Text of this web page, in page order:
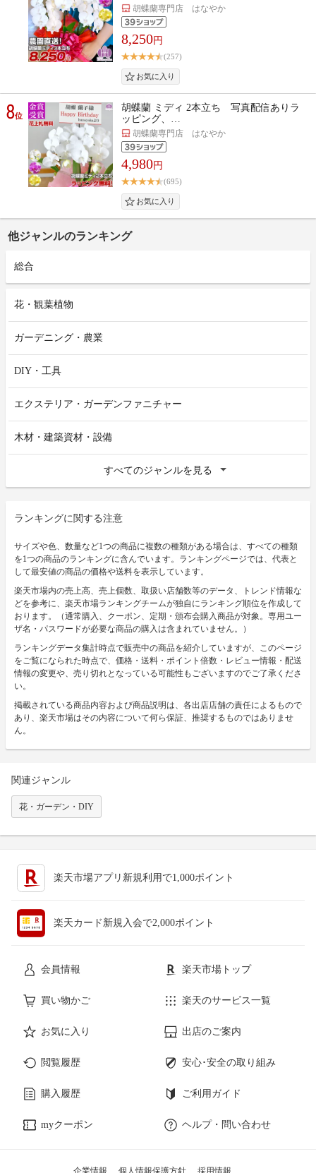
胡蝶蘭専門店 はなやか
8,250円
(257)
8位
胡蝶蘭 ミディ 2本立ち 写真配信ありラ
ッピング、…
胡蝶蘭専門店 はなやか
4,980円
(695)
他ジャンルのランキング
総合
花・観葉植物
ガーデニング・農業
DIY・工具
エクステリア・ガーデンファニチャー
木材・建築資材・設備
すべてのジャンルを見る
ランキングに関する注意
サイズや色、数量など1つの商品に複数の種類がある場合は、すべての種類
を1つの商品のランキングに含んでいます。ランキングページでは、代表と
して最安値の商品の価格や送料を表示しています。
楽天市場内の売上高、売上個数、取扱い店舗数等のデータ、トレンド情報な
どを参考に、楽天市場ランキングチームが独自にランキング順位を作成して
おります。（通常購入、クーポン、定期・頒布会購入商品が対象。専用ユー
ザ名・パスワードが必要な商品の購入は含まれていません。）
ランキングデータ集計時点で販売中の商品を紹介していますが、このページ
をご覧になられた時点で、価格・送料・ポイント倍数・レビュー情報・配送
情報の変更や、売り切れとなっている可能性もございますのでご了承くださ
い。
掲載されている商品内容および商品説明は、各出店店舗の責任によるもので
あり、楽天市場はその内容について何ら保証、推奨するものではありませ
ん。
関連ジャンル
花・ガーデン・DIY
楽天市場アプリ新規利用で1,000ポイント
楽天カード新規入会で2,000ポイント
会員情報 楽天市場トップ
買い物かご 楽天のサービス一覧
お気に入り 出店のご案内
閲覧履歴 安心･安全の取り組み
購入履歴 ご利用ガイド
myクーポン ヘルプ・問い合わせ
企業情報 個人情報保護方針 採用情報